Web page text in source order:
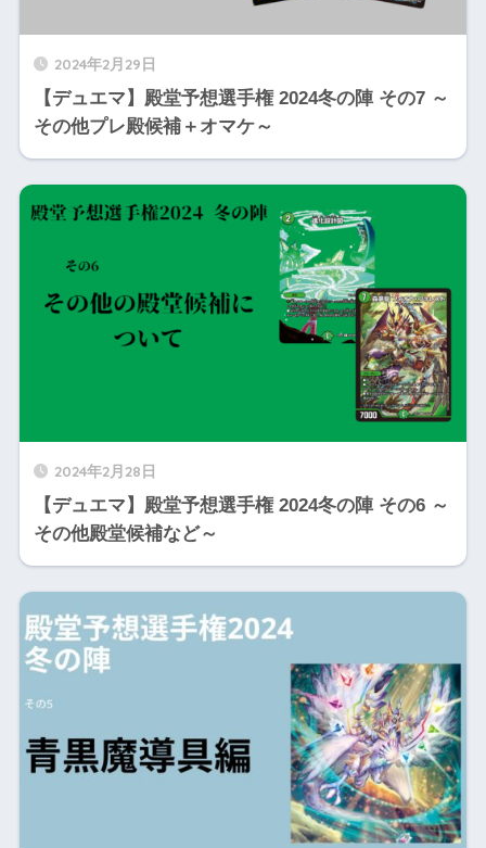
2024年2月29日
【デュエマ】殿堂予想選手権 2024冬の陣 その7 ～
その他プレ殿候補＋オマケ～
2024年2月28日
【デュエマ】殿堂予想選手権 2024冬の陣 その6 ～
その他殿堂候補など～